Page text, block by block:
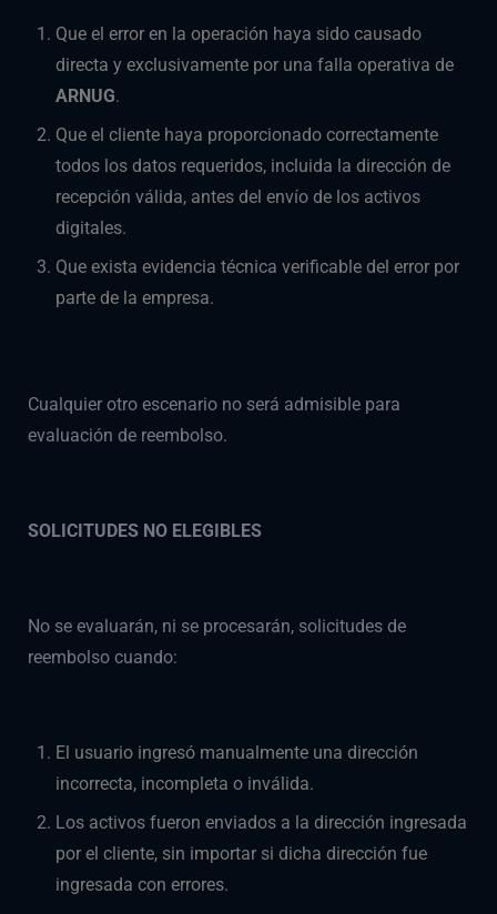
Que el error en la operación haya sido causado
directa y exclusivamente por una falla operativa de
ARNUG.
Que el cliente haya proporcionado correctamente
todos los datos requeridos, incluida la dirección de
recepción válida, antes del envío de los activos
digitales.
Que exista evidencia técnica verificable del error por
parte de la empresa.
Cualquier otro escenario no será admisible para
evaluación de reembolso.
SOLICITUDES NO ELEGIBLES
No se evaluarán, ni se procesarán, solicitudes de
reembolso cuando:
El usuario ingresó manualmente una dirección
incorrecta, incompleta o inválida.
Los activos fueron enviados a la dirección ingresada
por el cliente, sin importar si dicha dirección fue
ingresada con errores.